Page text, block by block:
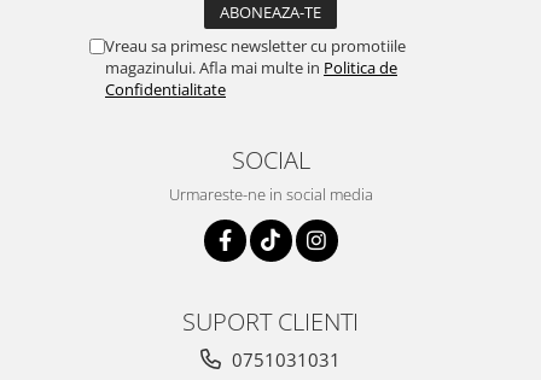
Vreau sa primesc newsletter cu promotiile
magazinului. Afla mai multe in Politica de
Confidentialitate
SOCIAL
Urmareste-ne in social media
SUPORT CLIENTI
0751031031